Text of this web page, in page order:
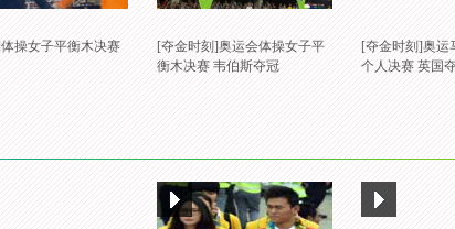
操女子平衡木决赛
[夺金时刻]奥运会体操女子平
衡木决赛 韦伯斯夺冠
[夺金时刻]奥运
个人决赛 英国